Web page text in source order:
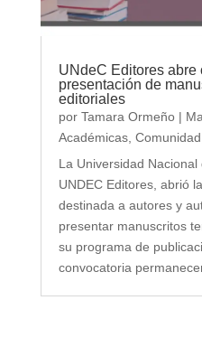
UNdeC Editores abre
presentación de
editoriales
por Tamara Ormeño|
Académicas, Comunidad
La Universidad
UNDEC Editores, abrió
destinada a autores y
presentar manuscritos
su programa de
convocatoria